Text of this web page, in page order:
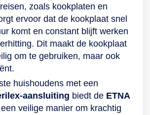
zoals kookplaten en
ervoor dat de kookplaat snel
komt en constant blijft werken
Dit maakt de kookplaat
om te gebruiken, maar ook
huishoudens met een
aansluiting biedt de ETNA
een veilige manier om krachtig